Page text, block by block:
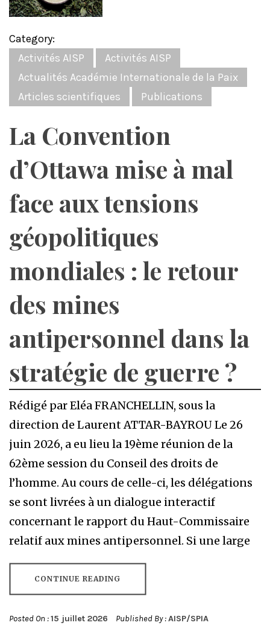
Category:
Activités AISP
Activités AISP
Actualités Académie Internationale de la Paix
Articles scientifiques
Publications
La Convention
d’Ottawa mise à mal
face aux tensions
géopolitiques
mondiales : le retour
des mines
antipersonnel dans la
stratégie de guerre ?
Rédigé par Eléa FRANCHELLIN, sous la
direction de Laurent ATTAR-BAYROU Le 26
juin 2026, a eu lieu la 19ème réunion de la
62ème session du Conseil des droits de
l’homme. Au cours de celle-ci, les délégations
se sont livrées à un dialogue interactif
concernant le rapport du Haut-Commissaire
relatif aux mines antipersonnel. Si une large
CONTINUE READING
Posted On :15 juillet 2026 Published By :AISP/SPIA